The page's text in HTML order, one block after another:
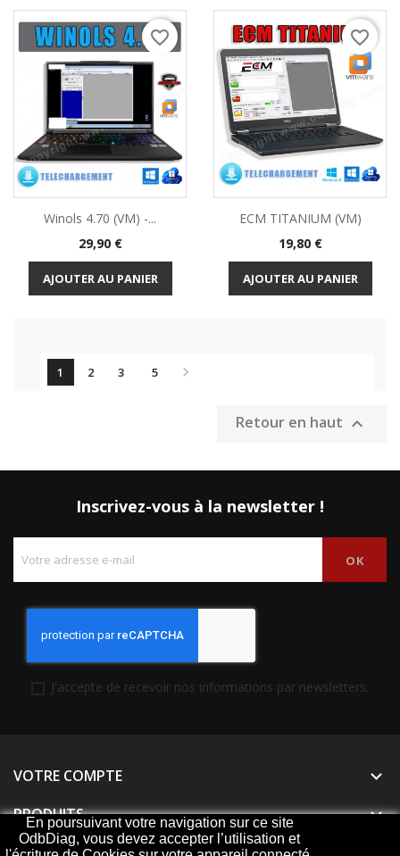
Winols 4.70 (VM) -...
Prix
29,90 €
AJOUTER AU PANIER
favorite_border
ECM TITANIUM (VM)
Prix
19,80 €
AJOUTER AU PANIER
favorite_border
1 2 3 5 
Retour en haut 
Inscrivez-vous à la newsletter !
J'accepte de recevoir nos informations par newsletters.
VOTRE COMPTE 
PRODUITS 
En poursuivant votre navigation sur ce site
OdbDiag, vous devez accepter l’utilisation et